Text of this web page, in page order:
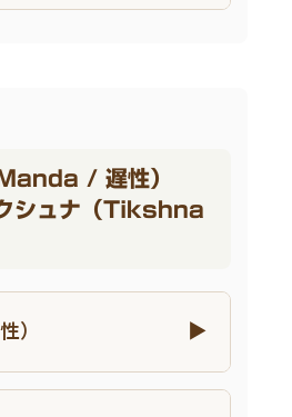
/ 遅性）
シュナ（Tikshna
）